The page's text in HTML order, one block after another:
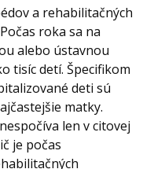
a rehabilitačných
roka sa na
alebo ústavnou
tisíc detí. Špecifikom
deti sú
matky.
len v citovej
je počas